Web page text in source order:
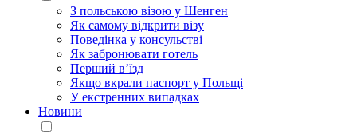
З польською візою у Шенген
Як самому відкрити візу
Поведінка у консульстві
Як забронювати готель
Перший в’їзд
Якщо вкрали паспорт у Польщі
У екстренних випадках
Новини